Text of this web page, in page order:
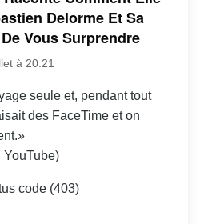
Delorme Et Sa
Vous Surprendre
à 20:21
seule et, pendant tout
des FaceTime et on
YouTube)
code (403)